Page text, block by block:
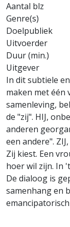
Aantal blz
Genre(s)
Doelpubliek
Uitvoerder
Duur (min.)
Uitgever
In dit subtiele
maken met één
samenleving,
de "zij". HIJ,
anderen
een andere".
Zij kiest. Een
hoer wil zijn. In
De dialoog is
samenhang en